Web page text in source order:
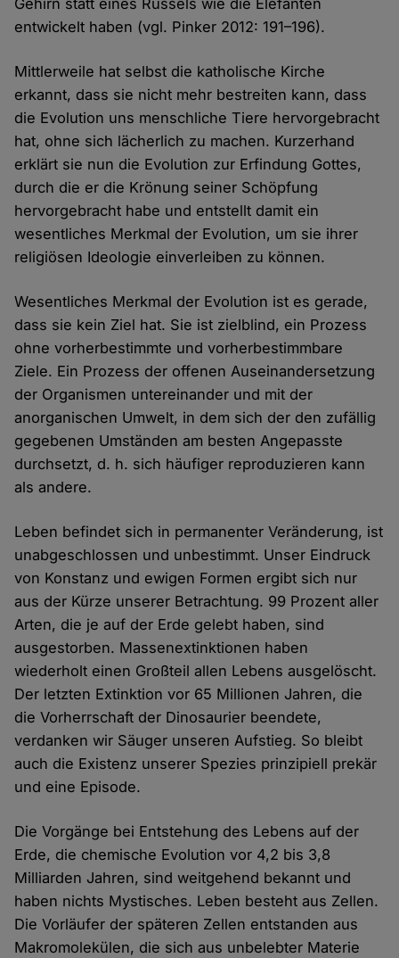
Gehirn statt eines Rüssels wie die Elefanten
entwickelt haben (vgl. Pinker 2012: 191–196).
Mittlerweile hat selbst die katholische Kirche
erkannt, dass sie nicht mehr bestreiten kann, dass
die Evolution uns menschliche Tiere hervorgebracht
hat, ohne sich lächerlich zu machen. Kurzerhand
erklärt sie nun die Evolution zur Erfindung Gottes,
durch die er die Krönung seiner Schöpfung
hervorgebracht habe und entstellt damit ein
wesentliches Merkmal der Evolution, um sie ihrer
religiösen Ideologie einverleiben zu können.
Wesentliches Merkmal der Evolution ist es gerade,
dass sie kein Ziel hat. Sie ist zielblind, ein Prozess
ohne vorherbestimmte und vorherbestimmbare
Ziele. Ein Prozess der offenen Auseinandersetzung
der Organismen untereinander und mit der
anorganischen Umwelt, in dem sich der den zufällig
gegebenen Umständen am besten Angepasste
durchsetzt, d. h. sich häufiger reproduzieren kann
als andere.
Leben befindet sich in permanenter Veränderung, ist
unabgeschlossen und unbestimmt. Unser Eindruck
von Konstanz und ewigen Formen ergibt sich nur
aus der Kürze unserer Betrachtung. 99 Prozent aller
Arten, die je auf der Erde gelebt haben, sind
ausgestorben. Massenextinktionen haben
wiederholt einen Großteil allen Lebens ausgelöscht.
Der letzten Extinktion vor 65 Millionen Jahren, die
die Vorherrschaft der Dinosaurier beendete,
verdanken wir Säuger unseren Aufstieg. So bleibt
auch die Existenz unserer Spezies prinzipiell prekär
und eine Episode.
Die Vorgänge bei Entstehung des Lebens auf der
Erde, die chemische Evolution vor 4,2 bis 3,8
Milliarden Jahren, sind weitgehend bekannt und
haben nichts Mystisches. Leben besteht aus Zellen.
Die Vorläufer der späteren Zellen entstanden aus
Makromolekülen, die sich aus unbelebter Materie